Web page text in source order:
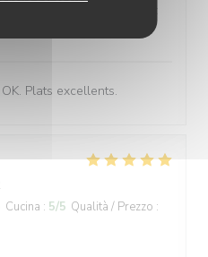
Plats excellents.
Cucina : 5/5 Qualità / Prezzo :